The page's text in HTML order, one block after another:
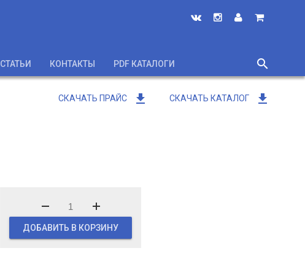
СТАТЬИ КОНТАКТЫ PDF КАТАЛОГИ
search
close
СКАЧАТЬ ПРАЙС get_app СКАЧАТЬ КАТАЛОГ get_app
ДОБАВИТЬ В КОРЗИНУ